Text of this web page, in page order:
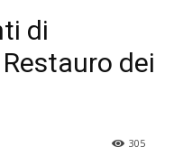
di
dei
305